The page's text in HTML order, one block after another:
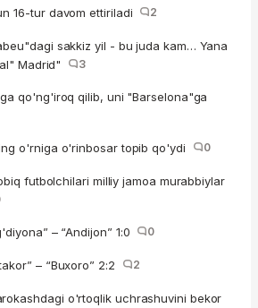
16-tur davom ettiriladi 2
sakkiz yil - bu juda kam… Yana
Madrid"
3
qo'ng'iroq qilib, uni "Barselona"ga
o'rniga o'rinbosar topib qo'ydi 0
futbolchilari milliy jamoa murabbiylar
– “Andijon” 1:0 0
– “Buxoro” 2:2 2
o'rtoqlik uchrashuvini bekor